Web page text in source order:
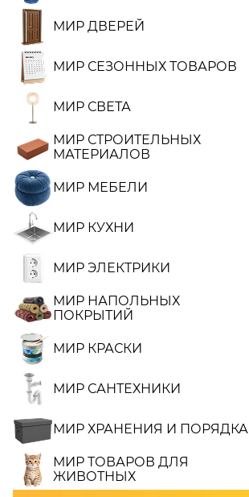
МИР ДВЕРЕЙ
МИР СЕЗОННЫХ ТОВАРОВ
МИР СВЕТА
МИР СТРОИТЕЛЬНЫХ
МАТЕРИАЛОВ
МИР МЕБЕЛИ
МИР КУХНИ
МИР ЭЛЕКТРИКИ
МИР НАПОЛЬНЫХ
ПОКРЫТИЙ
МИР КРАСКИ
МИР САНТЕХНИКИ
МИР ХРАНЕНИЯ И ПОРЯДКА
МИР ТОВАРОВ ДЛЯ
ЖИВОТНЫХ